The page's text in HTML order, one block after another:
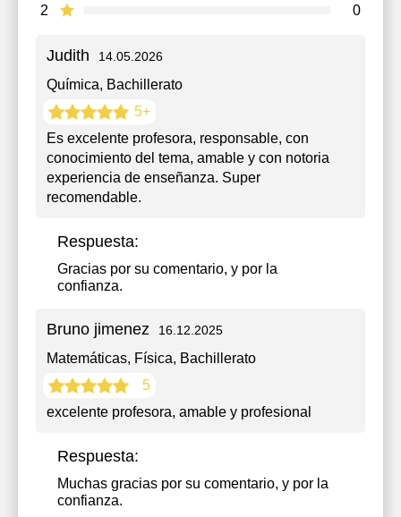
2 0
Judith 14.05.2026
Química, Bachillerato
5+
Es excelente profesora, responsable, con
conocimiento del tema, amable y con notoria
experiencia de enseñanza. Super
recomendable.
Respuesta:
Gracias por su comentario, y por la
confianza.
Bruno jimenez 16.12.2025
Matemáticas, Física, Bachillerato
5
excelente profesora, amable y profesional
Respuesta:
Muchas gracias por su comentario, y por la
confianza.